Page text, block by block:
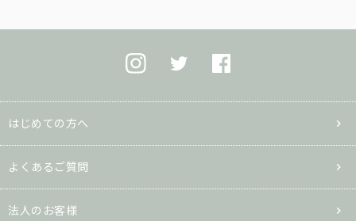
はじめての方へ
よくあるご質問
法人のお客様